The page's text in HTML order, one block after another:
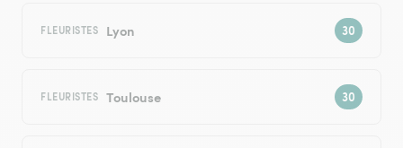
FLEURISTES Lyon
FLEURISTES Toulouse